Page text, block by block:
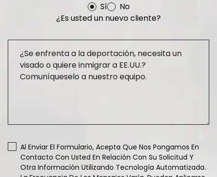
Sí
No
¿Es usted un nuevo cliente?
Al Enviar El Formulario, Acepta Que Nos Pongamos En
Contacto Con Usted En Relación Con Su Solicitud Y
Otra Información Utilizando Tecnología Automatizada.